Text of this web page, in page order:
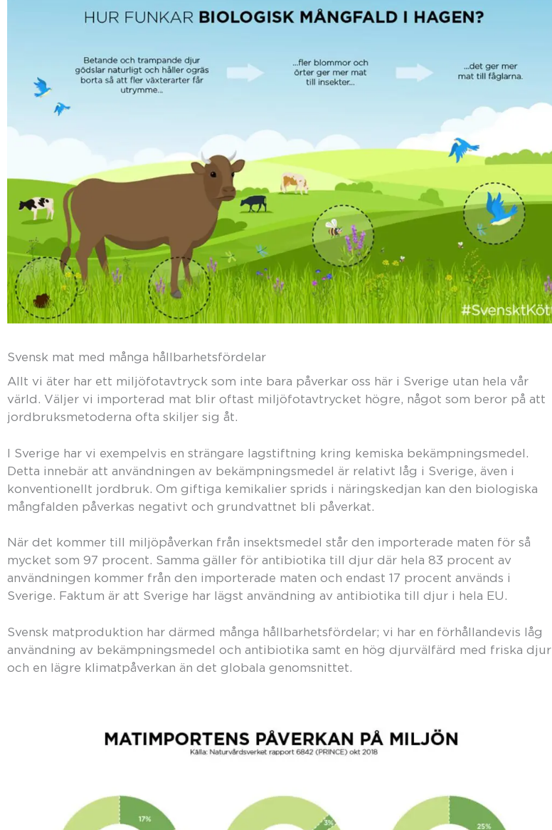
Svensk mat med många hållbarhetsfördelar
Allt vi äter har ett miljöfotavtryck som inte bara påverkar oss här i Sverige utan hela vår
värld. Väljer vi importerad mat blir oftast miljöfotavtrycket högre, något som beror på att
jordbruksmetoderna ofta skiljer sig åt.
I Sverige har vi exempelvis en strängare lagstiftning kring kemiska bekämpningsmedel.
Detta innebär att användningen av bekämpningsmedel är relativt låg i Sverige, även i
konventionellt jordbruk. Om giftiga kemikalier sprids i näringskedjan kan den biologiska
mångfalden påverkas negativt och grundvattnet bli påverkat.
När det kommer till miljöpåverkan från insektsmedel står den importerade maten för så
mycket som 97 procent. Samma gäller för antibiotika till djur där hela 83 procent av
användningen kommer från den importerade maten och endast 17 procent används i
Sverige. Faktum är att Sverige har lägst användning av antibiotika till djur i hela EU.
Svensk matproduktion har därmed många hållbarhetsfördelar; vi har en förhållandevis låg
användning av bekämpningsmedel och antibiotika samt en hög djurvälfärd med friska djur
och en lägre klimatpåverkan än det globala genomsnittet.